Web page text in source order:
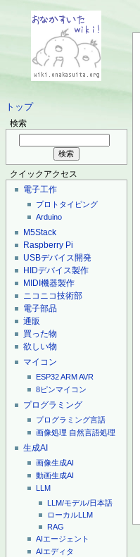
トップ
検索
クイックアクセス
電子工作
プロトタイピング
Arduino
M5Stack
Raspberry Pi
USBデバイス開発
HIDデバイス製作
MIDI機器製作
ニコニコ技術部
電子部品
通販
買った物
欲しい物
マイコン
ESP32ARMAVR
8ピンマイコン
プログラミング
プログラミング言語
画像処理 自然言語処理
生成AI
画像生成AI
動画生成AI
LLM
LLM/モデル/日本語
ローカルLLM
RAG
AIエージェント
AIエディタ